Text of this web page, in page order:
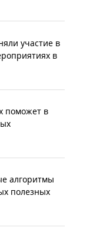
участие в
в
поможет в
алгоритмы
полезных